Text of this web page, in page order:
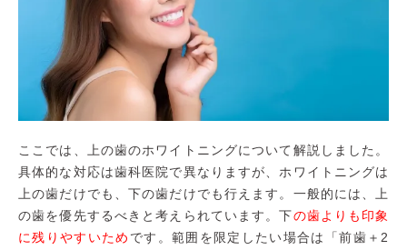
ここでは、上の歯のホワイトニングについて解説しました。
具体的な対応は歯科医院で異なりますが、ホワイトニングは
上の歯だけでも、下の歯だけでも行えます。一般的には、上
の歯を優先するべきと考えられています。下の歯よりも印象
に残りやすいため です。範囲を限定したい場合は「前歯＋2